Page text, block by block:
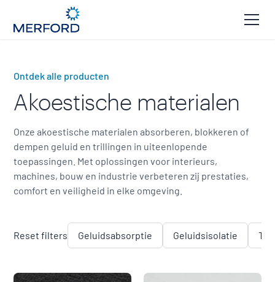
Ontdek alle producten
Akoestische materialen
Onze akoestische materialen absorberen, blokkeren of
dempen geluid en trillingen in uiteenlopende
toepassingen. Met oplossingen voor interieurs,
machines, bouw en industrie verbeteren zij prestaties,
comfort en veiligheid in elke omgeving.
Reset filters Geluidsabsorptie Geluidsisolatie